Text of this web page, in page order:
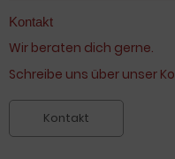
Kontakt
Wir beraten dich gerne.
Schreibe uns über unser
Kontakt